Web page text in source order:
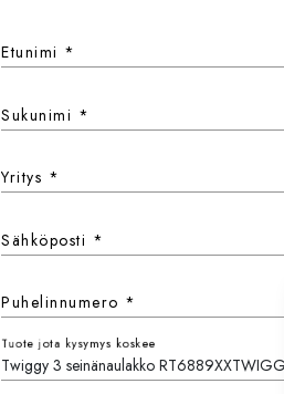
Etunimi *
Sukunimi *
Yritys *
Sähköposti *
Puhelinnumero *
Tuote jota kysymys koskee